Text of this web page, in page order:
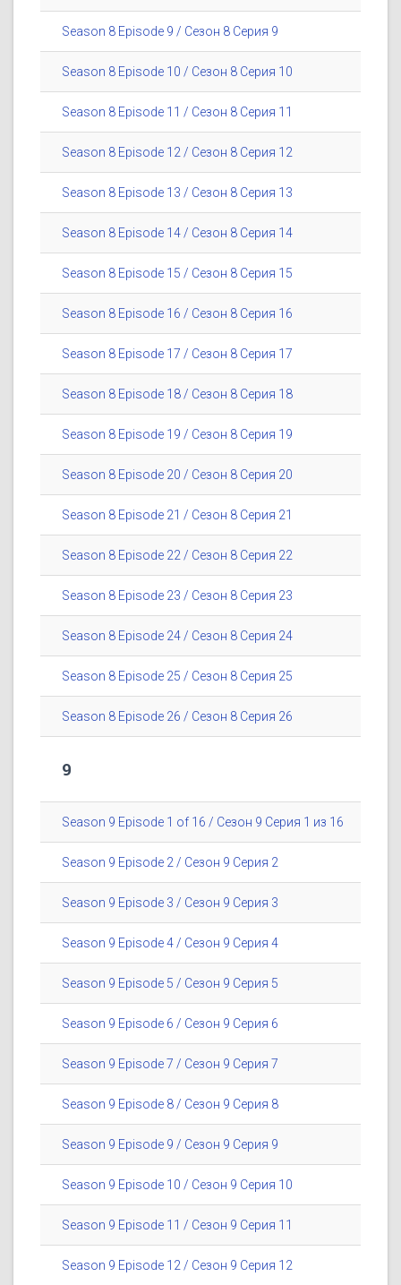
Season 8 Episode 9 / Сезон 8 Серия 9
Season 8 Episode 10 / Сезон 8 Серия 10
Season 8 Episode 11 / Сезон 8 Серия 11
Season 8 Episode 12 / Сезон 8 Серия 12
Season 8 Episode 13 / Сезон 8 Серия 13
Season 8 Episode 14 / Сезон 8 Серия 14
Season 8 Episode 15 / Сезон 8 Серия 15
Season 8 Episode 16 / Сезон 8 Серия 16
Season 8 Episode 17 / Сезон 8 Серия 17
Season 8 Episode 18 / Сезон 8 Серия 18
Season 8 Episode 19 / Сезон 8 Серия 19
Season 8 Episode 20 / Сезон 8 Серия 20
Season 8 Episode 21 / Сезон 8 Серия 21
Season 8 Episode 22 / Сезон 8 Серия 22
Season 8 Episode 23 / Сезон 8 Серия 23
Season 8 Episode 24 / Сезон 8 Серия 24
Season 8 Episode 25 / Сезон 8 Серия 25
Season 8 Episode 26 / Сезон 8 Серия 26
9
Season 9 Episode 1 of 16 / Сезон 9 Серия 1 из 16
Season 9 Episode 2 / Сезон 9 Серия 2
Season 9 Episode 3 / Сезон 9 Серия 3
Season 9 Episode 4 / Сезон 9 Серия 4
Season 9 Episode 5 / Сезон 9 Серия 5
Season 9 Episode 6 / Сезон 9 Серия 6
Season 9 Episode 7 / Сезон 9 Серия 7
Season 9 Episode 8 / Сезон 9 Серия 8
Season 9 Episode 9 / Сезон 9 Серия 9
Season 9 Episode 10 / Сезон 9 Серия 10
Season 9 Episode 11 / Сезон 9 Серия 11
Season 9 Episode 12 / Сезон 9 Серия 12